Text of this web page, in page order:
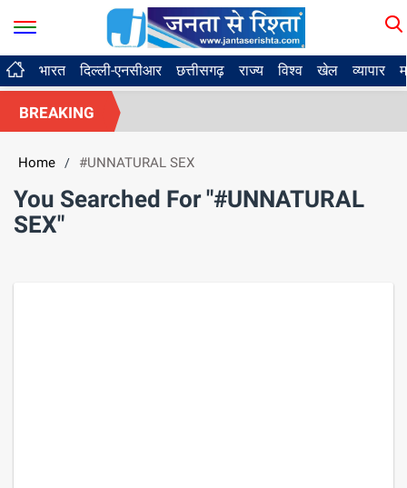
भारत दिल्ली-एनसीआर छत्तीसगढ़ राज्य विश्व खेल व्यापार
BREAKING
Home / #UNNATURAL SEX
You Searched For "#UNNATURAL
SEX"